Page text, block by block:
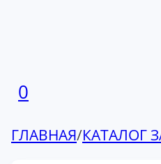
0
ГЛАВНАЯ/КАТАЛОГ